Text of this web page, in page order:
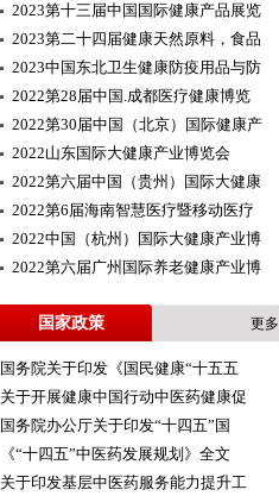
2023第十三届中国国际健康产品展览
2023第二十四届健康天然原料，食品
2023中国东北卫生健康防疫用品与防
2022第28届中国.成都医疗健康博览
2022第30届中国（北京）国际健康产
2022山东国际大健康产业博览会
2022第六届中国（贵州）国际大健康
2022第6届海南智慧医疗暨移动医疗
2022中国（杭州）国际大健康产业博
2022第六届广州国际养老健康产业博
国家政策 更多
国务院关于印发《国民健康“十五五
关于开展健康中国行动中医药健康促
国务院办公厅关于印发“十四五”国
《“十四五”中医药发展规划》全文
关于印发基层中医药服务能力提升工